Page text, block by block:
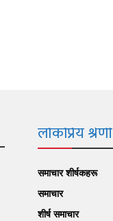
लोकप्रिय श्रेणी
समाचार शीर्षकहरू
समाचार
शीर्ष समाचार